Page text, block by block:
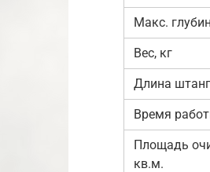
Макс.
Вес, кг
Длина
Время
Площадь
кв.м.